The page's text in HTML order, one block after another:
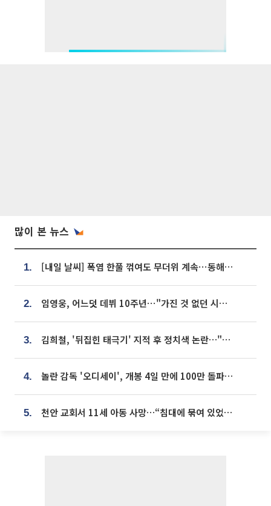
많이 본 뉴스
1. [내일 날씨] 폭염 한풀 꺾여도 무더위 계속⋯동해안 이틀 연속 비
2. 임영웅, 어느덧 데뷔 10주년⋯"가진 것 없던 시절, 내 앞엔 20명의 팬뿐"
3. 김희철, '뒤집힌 태극기' 지적 후 정치색 논란…"좌우 떠나 우리나라 국기"
4. 놀란 감독 '오디세이', 개봉 4일 만에 100만 돌파⋯'왕사남' 보다 빠르다
5. 천안 교회서 11세 아동 사망…“침대에 묶여 있었다” 진술 확보